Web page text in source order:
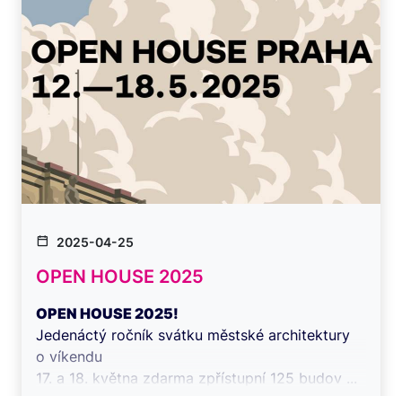
2025-04-25
OPEN HOUSE 2025
OPEN HOUSE 2025!
Jedenáctý ročník svátku městské architektury
o víkendu
17. a 18. května zdarma zpřístupní 125 budov ...